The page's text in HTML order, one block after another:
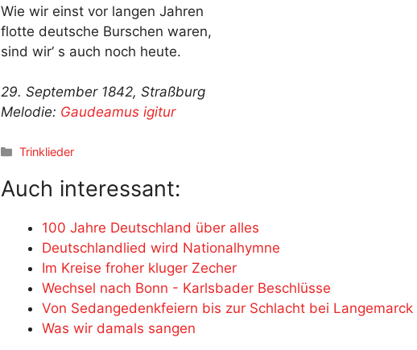
Wie wir einst vor langen Jahren
flotte deutsche Burschen waren,
sind wir‘ s auch noch heute.
29. September 1842, Straßburg
Melodie: Gaudeamus igitur
Kategorien
Trinklieder
Auch interessant:
100 Jahre Deutschland über alles
Deutschlandlied wird Nationalhymne
Im Kreise froher kluger Zecher
Wechsel nach Bonn - Karlsbader Beschlüsse
Von Sedangedenkfeiern bis zur Schlacht bei Langemarck
Was wir damals sangen